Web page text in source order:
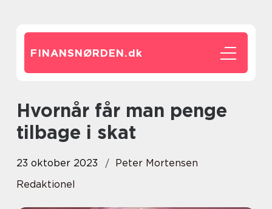
FINANSNØRDEN.dk
Hvornår får man penge
tilbage i skat
23 oktober 2023
Peter Mortensen
Redaktionel